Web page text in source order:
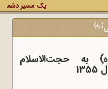
یک مسیر دشمن،
(ره)
به حجت‌الاسلام